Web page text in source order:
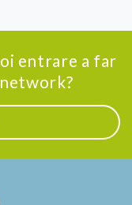
entrare a far